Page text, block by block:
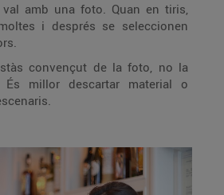
val amb una foto. Quan en tiris,
i després se seleccionen
convençut de la foto, no la
És millor descartar material o